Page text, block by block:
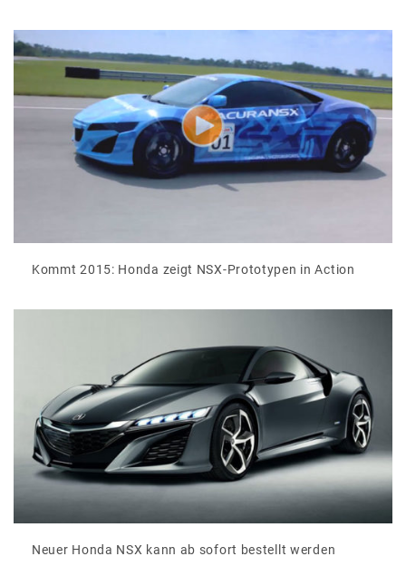
Kommt 2015: Honda zeigt NSX-Prototypen in Action
Neuer Honda NSX kann ab sofort bestellt werden